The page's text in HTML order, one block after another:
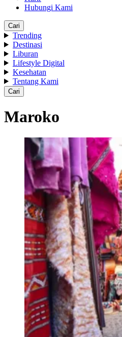
Hubungi Kami
Cari
Trending
Destinasi
Liburan
Lifestyle Digital
Kesehatan
Tentang Kami
Cari
Maroko